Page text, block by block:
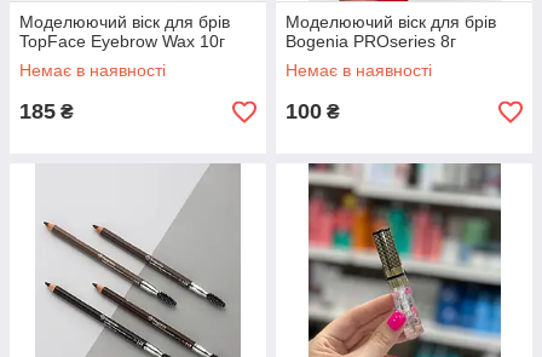
Моделюючий віск для брів
TopFace Eyebrow Wax 10г
Немає в наявності
185 ₴
Моделюючий віск для брів
Bogenia PROseries 8г
Немає в наявності
100 ₴